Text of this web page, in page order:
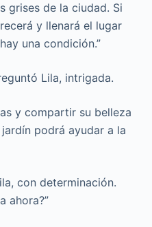
grises de la ciudad. Si
y llenará el lugar
una condición.”
Lila, intrigada.
y compartir su belleza
podrá ayudar a la
con determinación.
ahora?”